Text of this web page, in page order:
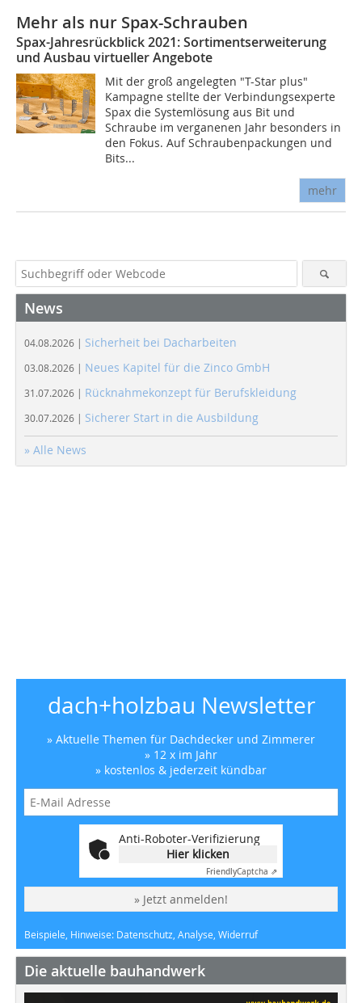
Mehr als nur Spax-Schrauben
Spax-Jahresrückblick 2021: Sortimentserweiterung
und Ausbau virtueller Angebote
Mit der groß angelegten "T-Star plus"
Kampagne stellte der Verbindungsexperte
Spax die Systemlösung aus Bit und
Schraube im verganenen Jahr besonders in
den Fokus. Auf Schraubenpackungen und
Bits...
mehr
News
04.08.2026 | Sicherheit bei Dacharbeiten
03.08.2026 | Neues Kapitel für die Zinco GmbH
31.07.2026 | Rücknahmekonzept für Berufskleidung
30.07.2026 | Sicherer Start in die Ausbildung
» Alle News
dach+holzbau Newsletter
» Aktuelle Themen für Dachdecker und Zimmerer
» 12 x im Jahr
» kostenlos & jederzeit kündbar
Anti-Roboter-Verifizierung
Hier klicken
FriendlyCaptcha ⇗
» Jetzt anmelden!
Beispiele, Hinweise: Datenschutz, Analyse, Widerruf
Die aktuelle bauhandwerk